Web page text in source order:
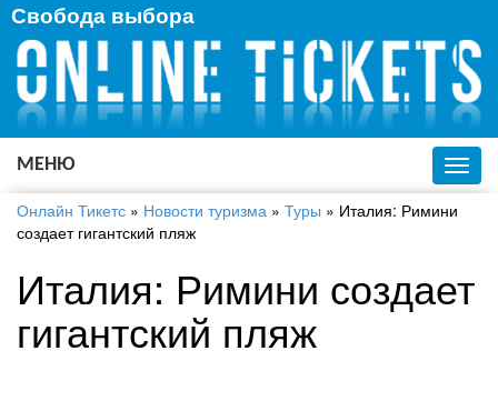
Английский
Русский
Украинский
Свобода выбора
МЕНЮ
Онлайн Тикетс » Новости туризма » Туры » Италия: Римини
создает гигантский пляж
Италия: Римини создает
гигантский пляж